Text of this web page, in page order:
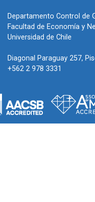
Departamento Control de
Facultad de Economía y
Universidad de Chile
Diagonal Paraguay 257,
+562 2 978 3331